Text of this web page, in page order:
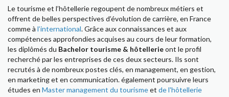
Le tourisme et l’hôtellerie regoupent de nombreux métiers et
offrent de belles perspectives d’évolution de carrière, en France
comme à l’international. Grâce aux connaissances et aux
compétences approfondies acquises au cours de leur formation,
les diplômés du Bachelor tourisme & hôtellerieont le profil
recherché par les entreprises de ces deux secteurs. Ils sont
recrutés à de nombreux postes clés, en management, en gestion,
en marketing et en communication. également poursuivre leurs
études en Master management du tourismeet de l'hôtellerie